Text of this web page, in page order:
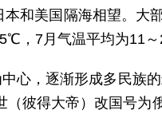
和美国隔海相望。大
，7月气温平均为11～
心，逐渐形成多民族
彼得大帝）改国号为